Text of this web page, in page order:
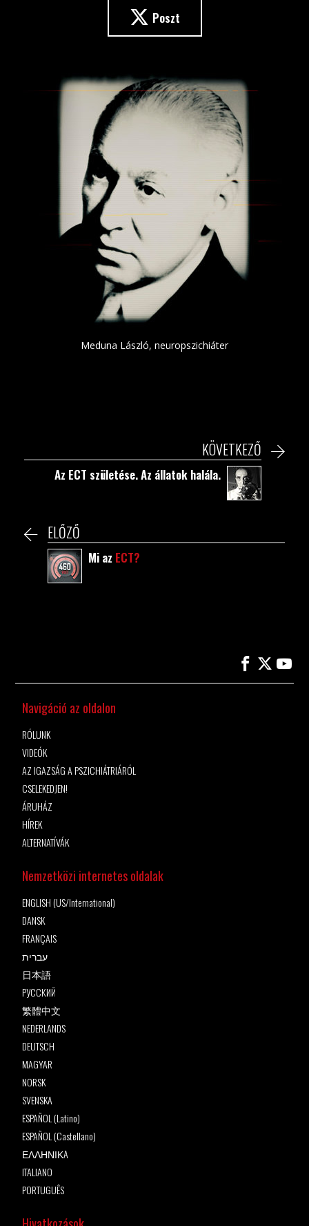
Poszt
Meduna László, neuropszichiáter
ELŐZŐ
Mi az ECT?
KÖVETKEZŐ
Az ECT születése. Az állatok halála.
Navigáció az oldalon
RÓLUNK
VIDEÓK
AZ IGAZSÁG A PSZICHIÁTRIÁRÓL
CSELEKEDJEN!
ÁRUHÁZ
HÍREK
ALTERNATÍVÁK
Nemzetközi internetes oldalak
ENGLISH (US/International)
DANSK
FRANÇAIS
עברית
日本語
РУССКИЙ
繁體中文
NEDERLANDS
DEUTSCH
MAGYAR
NORSK
SVENSKA
ESPAÑOL (Latino)
ESPAÑOL (Castellano)
ΕΛΛΗΝΙΚA
ITALIANO
PORTUGUÊS